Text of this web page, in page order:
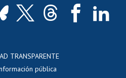
TRANSPARENTE
pública